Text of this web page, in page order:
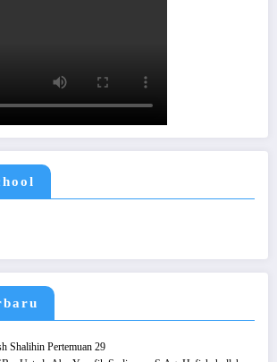
Shalihin Pertemuan 29